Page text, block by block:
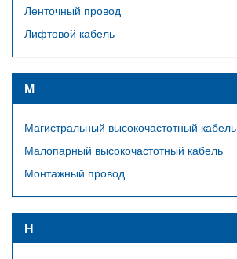
Ленточный провод
Лифтовой кабель
М
Магистральный высокочастотный кабель
Малопарный высокочастотный кабель
Монтажный провод
Н